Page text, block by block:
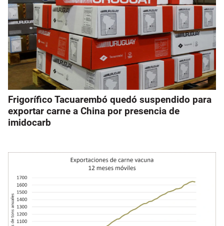
Frigorífico Tacuarembó quedó suspendido para
exportar carne a China por presencia de
imidocarb